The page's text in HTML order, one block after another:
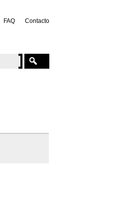
FAQ Contacto